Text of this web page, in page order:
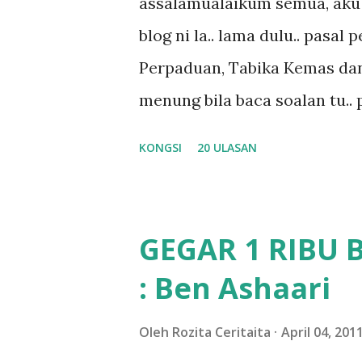
blog ni la.. lama dulu.. pasal
Perpaduan, Tabika Kemas
menung bila baca soalan
sapa pun masa tu.. bila
teruknya kami sebagai
bila abg long dah masuk 2
KONGSI 20 ULASAN
GEGAR 1 RIBU
: Ben Ashaari
Oleh Rozita Ceritaita April 04, 2011